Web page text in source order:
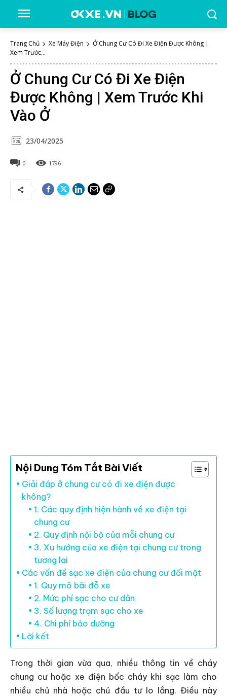
Trang Chủ Xe Máy Điện
Ở Chung Cư Có Đi Xe Điện Được Không |
Xem Trước...
Ở Chung Cư Có Đi Xe Điện
Được Không | Xem Trước Khi
Vào Ở
23/04/2025
0 1796
Nội Dung Tóm Tắt Bài Viết
Giải đáp ở chung cư có đi xe điện được
không?
1. Các quy định hiện hành về xe điện tại
chung cư
2. Quy định nội bộ của mỗi chung cư
3. Xu hướng của xe điện tại chung cư trong
tương lai
Các vấn đề sạc xe điện của chung cư đối mặt
1. Quy mô bãi đỗ xe
2. Mức phí sạc cho cư dân
3. Số lượng trạm sạc cho xe
4. Chi phí bảo dưỡng
Lời kết
Trong thời gian vừa qua, nhiều thông tin về cháy
chung cư hoặc xe điện bốc cháy khi sạc làm cho
nhiều chủ nhà hoặc chủ đầu tư lo lắng. Điều này